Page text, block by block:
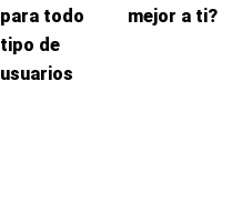
para todo
tipo de
usuarios
mejor a ti?